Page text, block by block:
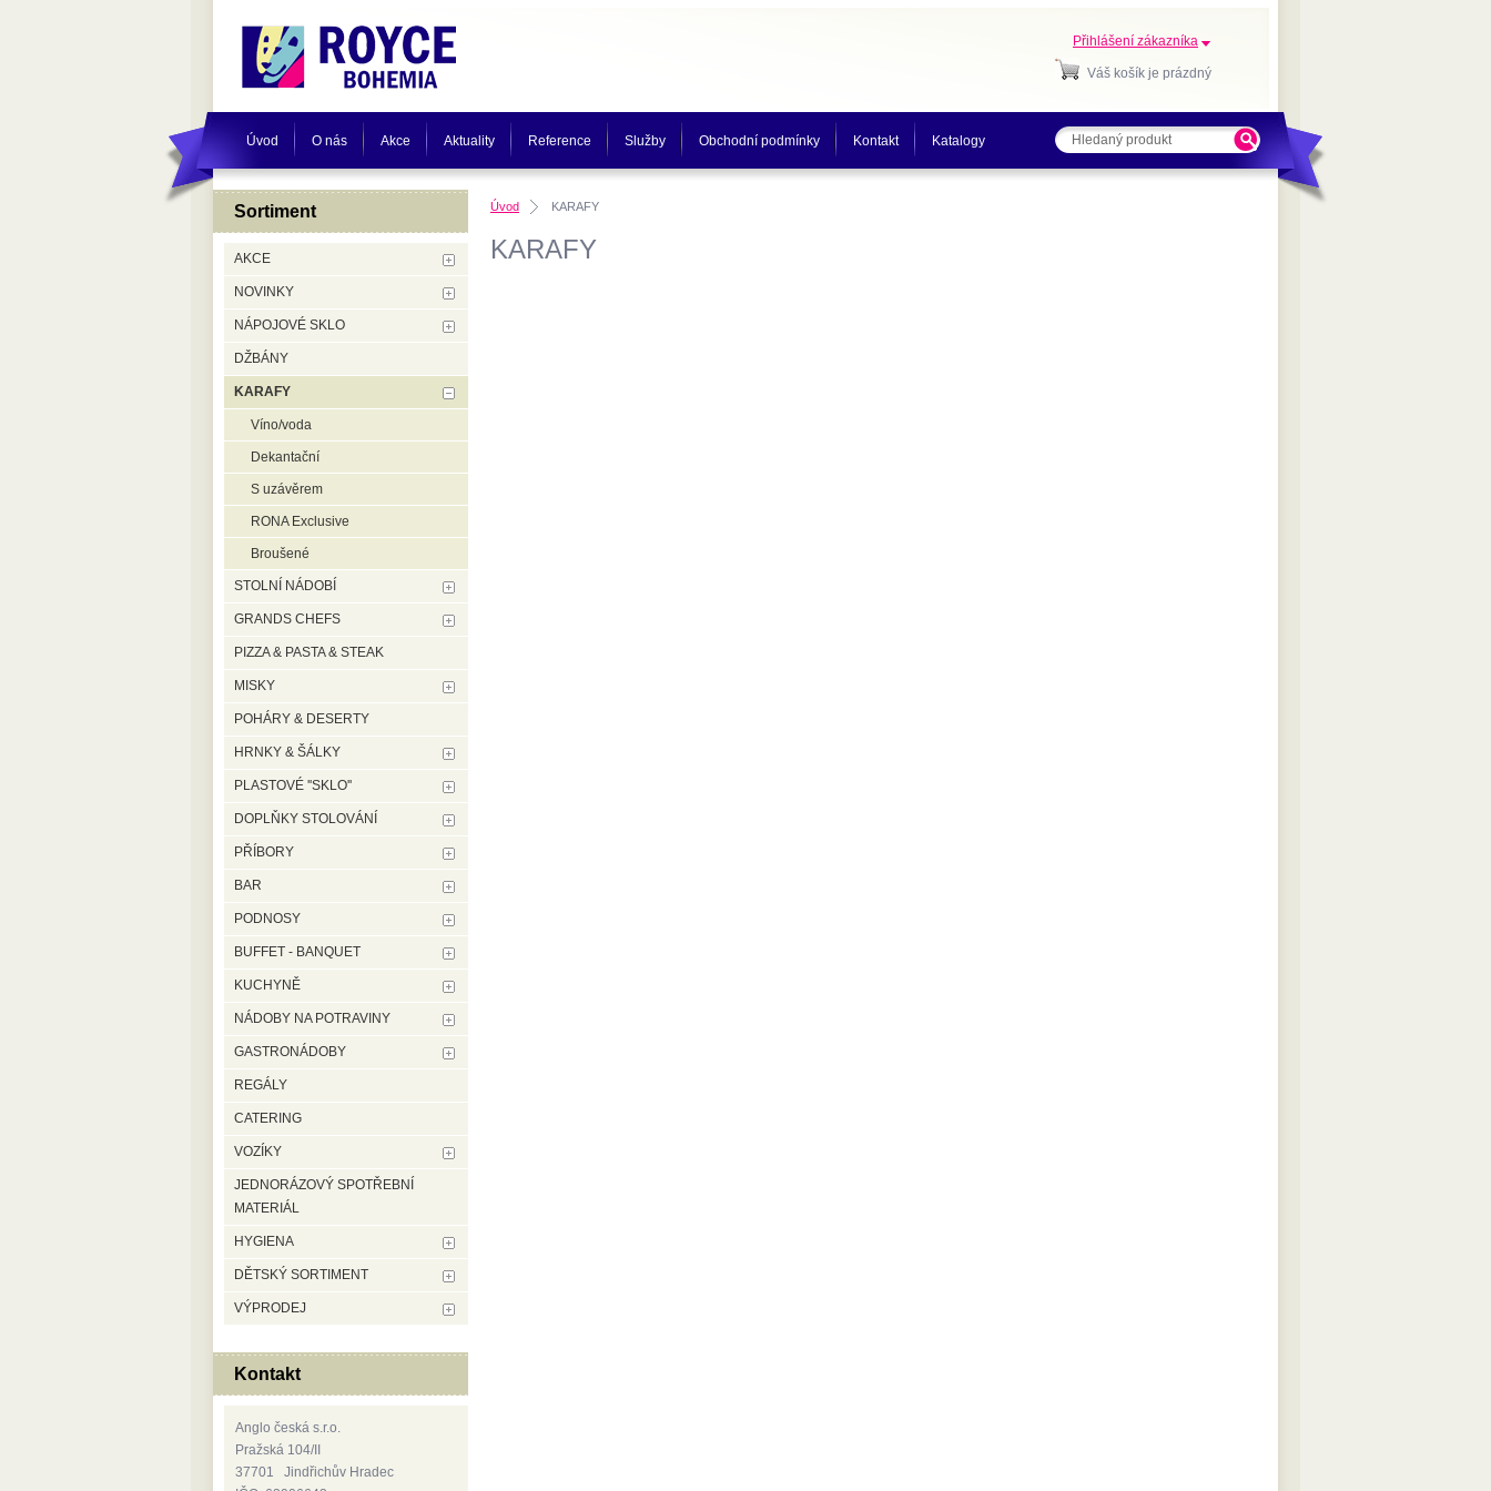
Úvod O nás Akce Aktuality Reference Služby Obchodní podmínky Kontakt Katalogy
Váš košík je prázdný
Přihlášení zákazníka
Úvod KARAFY
KARAFY
Sortiment
AKCE
NOVINKY
NÁPOJOVÉ SKLO
DŽBÁNY
KARAFY
Víno/voda
Dekantační
S uzávěrem
RONA Exclusive
Broušené
STOLNÍ NÁDOBÍ
GRANDS CHEFS
PIZZA & PASTA & STEAK
MISKY
POHÁRY & DESERTY
HRNKY & ŠÁLKY
PLASTOVÉ ''SKLO''
DOPLŇKY STOLOVÁNÍ
PŘÍBORY
BAR
PODNOSY
BUFFET - BANQUET
KUCHYNĚ
NÁDOBY NA POTRAVINY
GASTRONÁDOBY
REGÁLY
CATERING
VOZÍKY
JEDNORÁZOVÝ SPOTŘEBNÍ
MATERIÁL
HYGIENA
DĚTSKÝ SORTIMENT
VÝPRODEJ
Kontakt
Anglo česká s.r.o.
Pražská 104/II
37701 Jindřichův Hradec